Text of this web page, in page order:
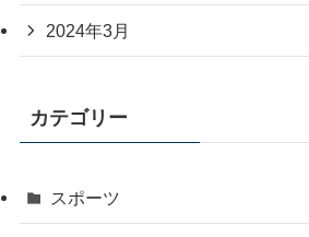
2024年3月
カテゴリー
スポーツ